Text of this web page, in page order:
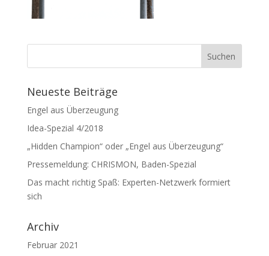
Neueste Beiträge
Engel aus Überzeugung
Idea-Spezial 4/2018
„Hidden Champion“ oder „Engel aus Überzeugung“
Pressemeldung: CHRISMON, Baden-Spezial
Das macht richtig Spaß: Experten-Netzwerk formiert
sich
Archiv
Februar 2021